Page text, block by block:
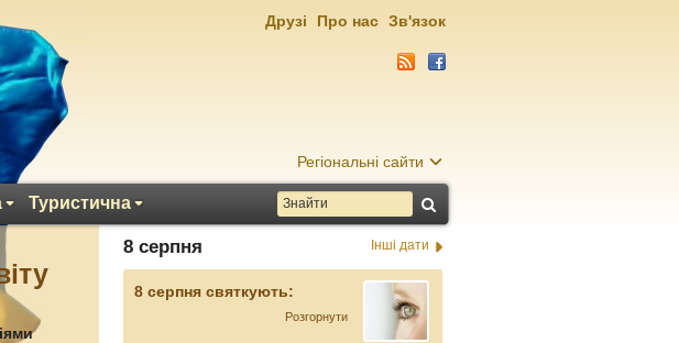
Регіональні сайти
Туристична
Друзі Про нас Зв'язок
8 серпня Інші дати
8 серпня святкують:
Розгорнути